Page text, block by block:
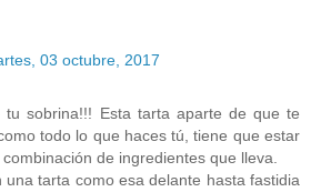
03 octubre, 2017
tu sobrina!!! Esta tarta aparte de que te
todo lo que haces tú, tiene que estar
de ingredientes que lleva.
una tarta como esa delante hasta fastidia